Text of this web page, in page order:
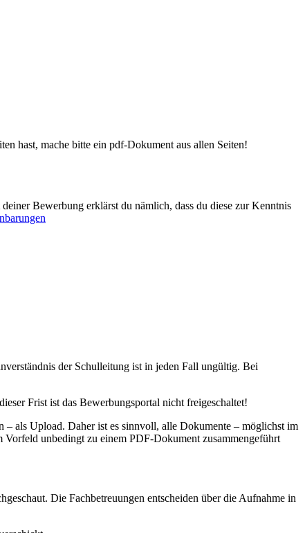
hast, mache bitte ein pdf-Dokument aus allen Seiten!
Bewerbung erklärst du nämlich, dass du diese zur Kenntnis
der Schulleitung ist in jeden Fall ungültig. Bei
Frist ist das Bewerbungsportal nicht freigeschaltet!
als Upload. Daher ist es sinnvoll, alle Dokumente – möglichst im
unbedingt zu einem PDF-Dokument zusammengeführt
Die Fachbetreuungen entscheiden über die Aufnahme in